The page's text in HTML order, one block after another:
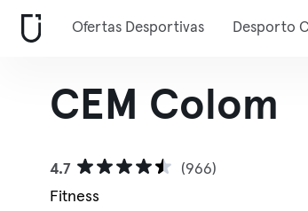
Ofertas Desportivas Desporto
CEM Colom
4.7
(966)
Fitness